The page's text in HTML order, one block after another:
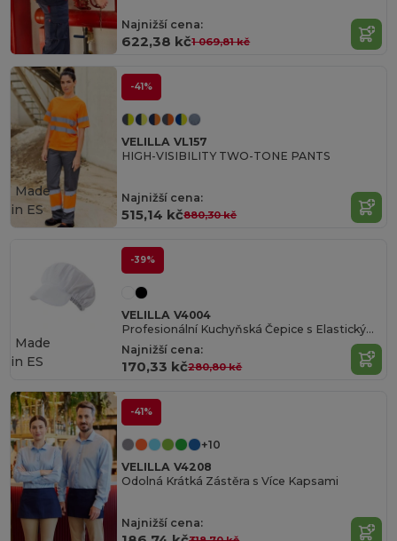
Najnižší cena:
622,38 kč1 069,81 kč
-41%
VELILLA VL157
HIGH-VISIBILITY TWO-TONE PANTS
Najnižší cena:
515,14 kč880,30 kč
Made
in ES
-39%
VELILLA V4004
Profesionální Kuchyňská Čepice s Elastickým Páskem
Najnižší cena:
170,33 kč280,80 kč
Made
in ES
-41%
+10
VELILLA V4208
Odolná Krátká Zástěra s Více Kapsami
Najnižší cena: